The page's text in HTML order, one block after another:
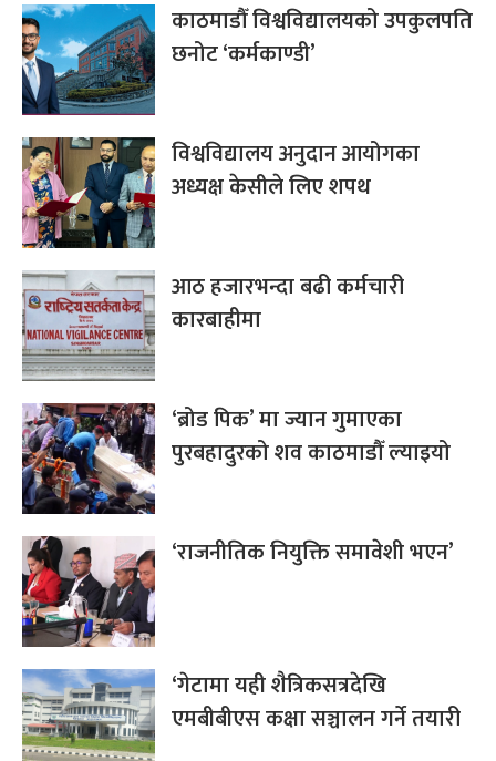
काठमाडौँ विश्वविद्यालयको उपकुलपति
छनोट ‘कर्मकाण्डी’
विश्वविद्यालय अनुदान आयोगका
अध्यक्ष केसीले लिए शपथ
आठ हजारभन्दा बढी कर्मचारी
कारबाहीमा
‘ब्रोड पिक’ मा ज्यान गुमाएका
पुरबहादुरको शव काठमाडौँ ल्याइयो
‘राजनीतिक नियुक्ति समावेशी भएन’
‘गेटामा यही शैत्रिकसत्रदेखि
एमबीबीएस कक्षा सञ्चालन गर्ने तयारी